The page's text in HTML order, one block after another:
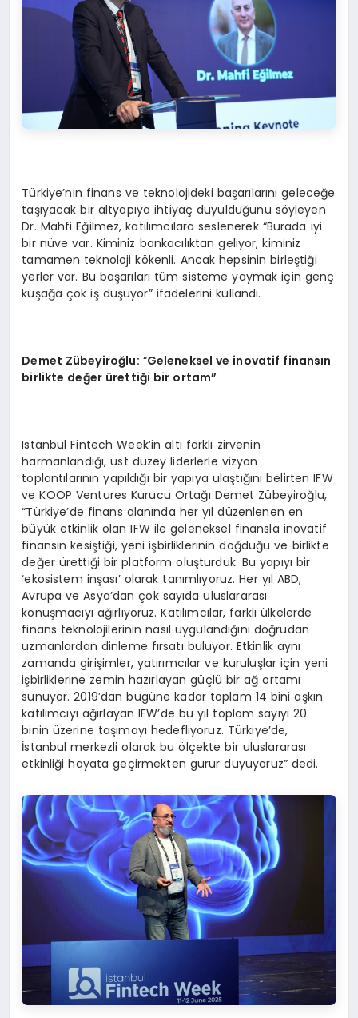
Türkiye’nin finans ve teknolojideki başarılarını geleceğe
taşıyacak bir altyapıya ihtiyaç duyulduğunu söyleyen
Dr. Mahfi Eğilmez, katılımcılara seslenerek “Burada iyi
bir nüve var. Kiminiz bankacılıktan geliyor, kiminiz
tamamen teknoloji kökenli. Ancak hepsinin birleştiği
yerler var. Bu başarıları tüm sisteme yaymak için genç
kuşağa çok iş düşüyor” ifadelerini kullandı.
Demet Zübeyiroğlu: “Geleneksel ve inovatif finansın
birlikte değer ürettiği bir ortam”
Istanbul Fintech Week’in altı farklı zirvenin
harmanlandığı, üst düzey liderlerle vizyon
toplantılarının yapıldığı bir yapıya ulaştığını belirten IFW
ve KOOP Ventures Kurucu Ortağı Demet Zübeyiroğlu,
“Türkiye’de finans alanında her yıl düzenlenen en
büyük etkinlik olan IFW ile geleneksel finansla inovatif
finansın kesiştiği, yeni işbirliklerinin doğduğu ve birlikte
değer ürettiği bir platform oluşturduk. Bu yapıyı bir
‘ekosistem inşası’ olarak tanımlıyoruz. Her yıl ABD,
Avrupa ve Asya’dan çok sayıda uluslararası
konuşmacıyı ağırlıyoruz. Katılımcılar, farklı ülkelerde
finans teknolojilerinin nasıl uygulandığını doğrudan
uzmanlardan dinleme fırsatı buluyor. Etkinlik aynı
zamanda girişimler, yatırımcılar ve kuruluşlar için yeni
işbirliklerine zemin hazırlayan güçlü bir ağ ortamı
sunuyor. 2019’dan bugüne kadar toplam 14 bini aşkın
katılımcıyı ağırlayan IFW’de bu yıl toplam sayıyı 20
binin üzerine taşımayı hedefliyoruz. Türkiye’de,
İstanbul merkezli olarak bu ölçekte bir uluslararası
etkinliği hayata geçirmekten gurur duyuyoruz” dedi.